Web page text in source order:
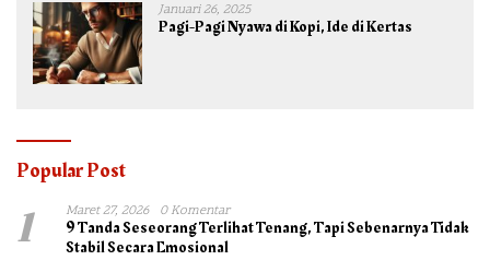
Januari 26, 2025
Pagi-Pagi Nyawa di Kopi, Ide di Kertas
Popular Post
1 Maret 27, 2026 0 Komentar
9 Tanda Seseorang Terlihat Tenang, Tapi Sebenarnya Tidak
Stabil Secara Emosional